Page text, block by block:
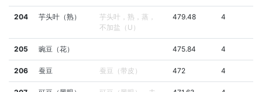
204 芋头叶（熟）
芋头叶，熟，蒸，
不加盐（U）
479.48 4
205 豌豆（花） 475.84 4
206 蚕豆 蚕豆（带皮） 472 4